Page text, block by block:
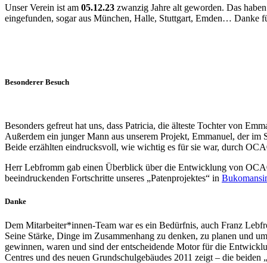
Unser Verein ist am 05.12.23 zwanzig Jahre alt geworden. Das
eingefunden, sogar aus München, Halle, Stuttgart, Emden… Danke
Besonderer Besuch
Besonders gefreut hat uns, dass Patricia, die älteste Tochter von
Außerdem ein junger Mann aus unserem Projekt, Emmanuel, der
Beide erzählten eindrucksvoll, wie wichtig es für sie war, durch
Herr Lebfromm gab einen Überblick über die Entwicklung von
beeindruckenden Fortschritte unseres „Patenprojektes“ in
Danke
Dem Mitarbeiter*innen-Team war es ein Bedürfnis, auch Franz
Seine Stärke, Dinge im Zusammenhang zu denken, zu planen und
gewinnen, waren und sind der entscheidende Motor für die
Centres und des neuen Grundschulgebäudes 2011 zeigt – die beiden